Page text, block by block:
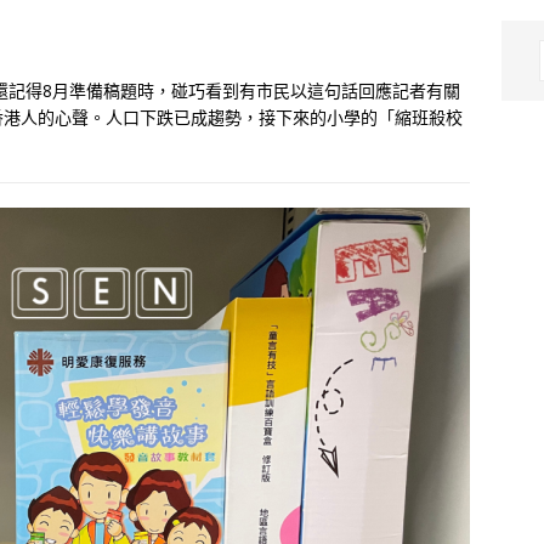
得8月準備稿題時，碰巧看到有市民以這句話回應記者有關
人的心聲。人口下跌已成趨勢，接下來的小學的「縮班殺校